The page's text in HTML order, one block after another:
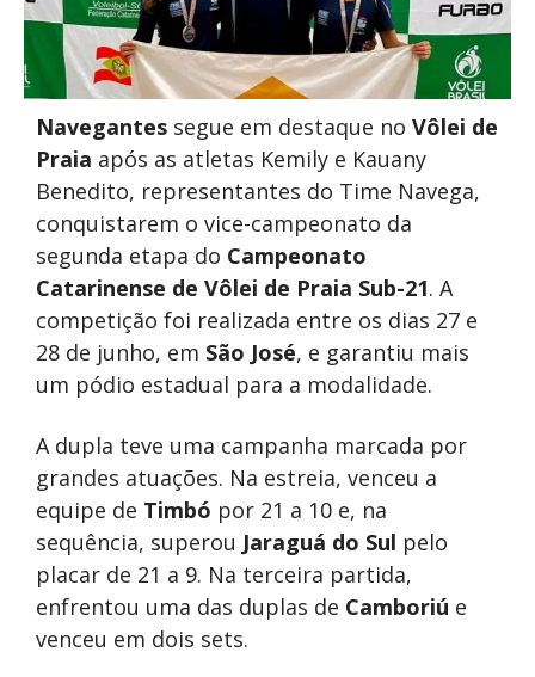
Navegantes segue em destaque no Vôlei de
Praia após as atletas Kemily e Kauany
Benedito, representantes do Time Navega,
conquistarem o vice-campeonato da
segunda etapa do Campeonato
Catarinense de Vôlei de Praia Sub-21. A
competição foi realizada entre os dias 27 e
28 de junho, em São José, e garantiu mais
um pódio estadual para a modalidade.
A dupla teve uma campanha marcada por
grandes atuações. Na estreia, venceu a
equipe de Timbó por 21 a 10 e, na
sequência, superou Jaraguá do Sul pelo
placar de 21 a 9. Na terceira partida,
enfrentou uma das duplas de Camboriú e
venceu em dois sets.